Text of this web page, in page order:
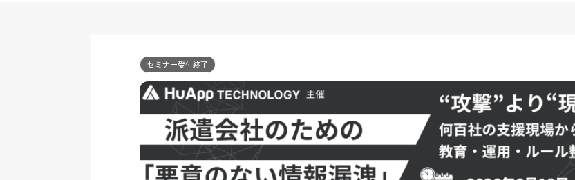
セミナー受付終了